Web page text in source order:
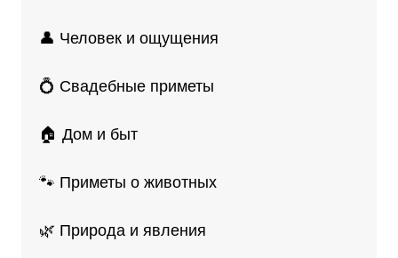
👤 Человек и ощущения
💍 Свадебные приметы
🏠 Дом и быт
🐾 Приметы о животных
🌿 Природа и явления